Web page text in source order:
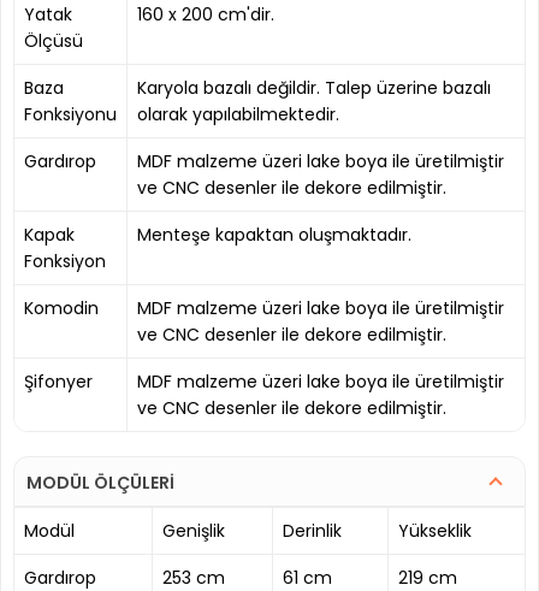
Yatak
Ölçüsü
160 x 200 cm'dir.
Baza
Fonksiyonu
Karyola bazalı değildir. Talep üzerine bazalı
olarak yapılabilmektedir.
Gardırop
MDF malzeme üzeri lake boya ile üretilmiştir
ve CNC desenler ile dekore edilmiştir.
Kapak
Fonksiyon
Menteşe kapaktan oluşmaktadır.
Komodin
MDF malzeme üzeri lake boya ile üretilmiştir
ve CNC desenler ile dekore edilmiştir.
Şifonyer
MDF malzeme üzeri lake boya ile üretilmiştir
ve CNC desenler ile dekore edilmiştir.
MODÜL ÖLÇÜLERİ
Modül
Genişlik Derinlik
Yükseklik
Gardırop
253 cm 61 cm
219 cm